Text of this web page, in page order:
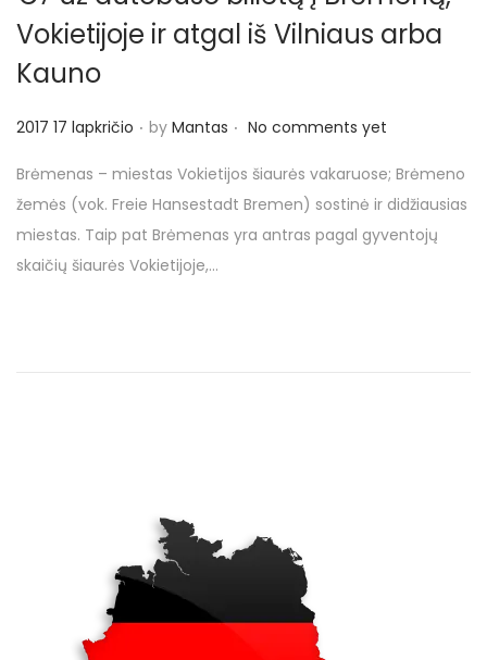
n
Vokietijoje ir atgal iš Vilniaus arba
Kauno
P
s
t
e
d
2017 17 lapkričio . by Mantas . No comments yet
Brėmenas – miestas Vokietijos šiaurės vakaruose; Brėmeno
žemės (vok. Freie Hansestadt Bremen) sostinė ir didžiausias
miestas. Taip pat Brėmenas yra antras pagal gyventojų
skaičių šiaurės Vokietijoje,…